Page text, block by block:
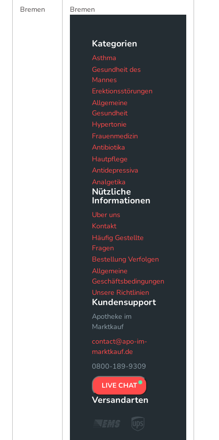
Bremen Bremen
Kategorien
Asthma
Gesundheit des
Mannes
Erektionsstörungen
Allgemeine
Gesundheit
Hypertonie
Frauenmedizin
Antibiotika
Hautpflege
Antidepressiva
Analgetika
Nützliche
Informationen
Uber uns
Kontakt
Häufig Gestellte
Fragen
Bestellung Verfolgen
Allgemeine
Geschäftsbedingungen
Unsere Richtlinien
Kundensupport
Apotheke im
Marktkauf
contact@apo-im-
marktkauf.de
0800-189-9309
LIVE CHAT
Versandarten